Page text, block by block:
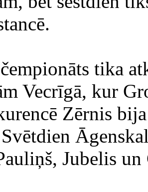
tika
Vecrīgā, kur
Zērnis
Jubelis